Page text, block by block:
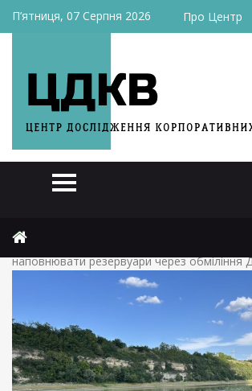
П’ятниця, 07 Серпня 2026 Про Центр
У водоканалі Хотина пояснили, що не
наповнювати резервуари через обміління